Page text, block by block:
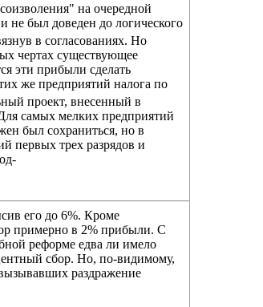
на очередной
не был доведен до логического
в согласованиях. Но
чертах существующее
эти прибыли сделать
же предприятий налога по
проект, внесенный в
самых мелких предприятий
был сохраниться, но в
первых трех разрядов и
его до 6%. Кроме
примерно в 2% прибыли. С
реформе едва ли имело
сбор. Но, по-видимому,
раздражение